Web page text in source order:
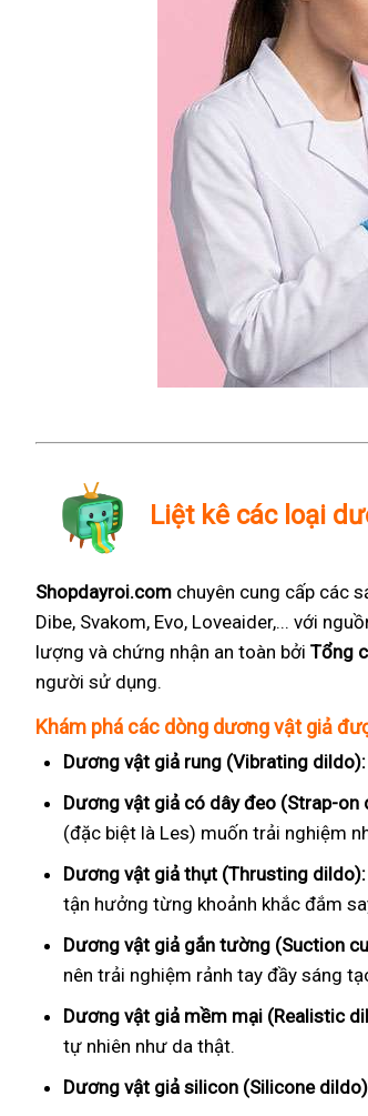
Liệt kê các loại
Shopdayroi.com chuyên cung cấp các
Dibe, Svakom, Evo, Loveaider,... với
lượng và chứng nhận an toàn bởi Tổng
người sử dụng.
Khám phá các dòng dương vật giả
Dương vật giả rung (Vibrating dildo):
Dương vật giả có dây đeo (Strap-on
(đặc biệt là Les) muốn trải nghiệm
Dương vật giả thụt (Thrusting dildo):
tận hưởng từng khoảnh khắc đắm
Dương vật giả gắn tường (Suction
nên trải nghiệm rảnh tay đầy sáng
Dương vật giả mềm mại (Realistic
tự nhiên như da thật.
Dương vật giả silicon (Silicone